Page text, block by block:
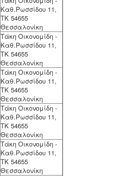
Καθ.Ρωσσίδου 11,
ΤΚ 54655
Θεσσαλονίκη
Τάκη Οικονομίδη -
Καθ.Ρωσσίδου 11,
ΤΚ 54655
Θεσσαλονίκη
Τάκη Οικονομίδη -
Καθ.Ρωσσίδου 11,
ΤΚ 54655
Θεσσαλονίκη
Τάκη Οικονομίδη -
Καθ.Ρωσσίδου 11,
ΤΚ 54655
Θεσσαλονίκη
Τάκη Οικονομίδη -
Καθ.Ρωσσίδου 11,
ΤΚ 54655
Θεσσαλονίκη